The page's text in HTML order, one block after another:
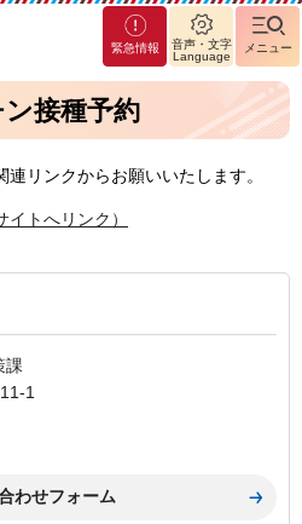
緊急情報
音声・文字
Language
メニュー
接種予約
リンクからお願いいたします。
トへリンク）
課
1